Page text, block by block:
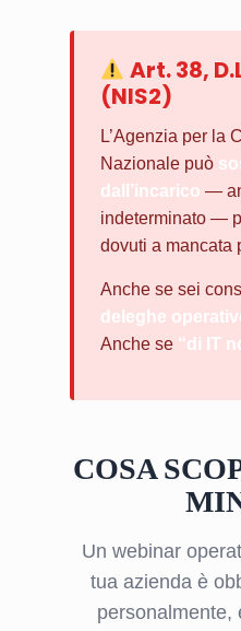
Art. 38,
(NIS2)
L’Agenzia per la
Nazionale può
dall’incarico —
indeterminato —
dovuti a mancata
Anche se sei
deleghe
Anche se “di IT
COSA
Un webinar
tua azienda è
personalmente,